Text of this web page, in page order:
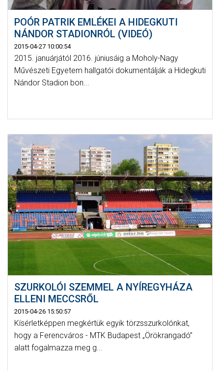
POÓR PATRIK EMLÉKEI A HIDEGKUTI
NÁNDOR STADIONRÓL (VIDEÓ)
2015-04-27 10:00:54
2015. januárjától 2016. júniusáig a Moholy-Nagy
Művészeti Egyetem hallgatói dokumentálják a Hidegkuti
Nándor Stadion bon...
SZURKOLÓI SZEMMEL A NYÍREGYHÁZA
ELLENI MECCSRŐL
2015-04-26 15:50:57
Kísérletképpen megkértük egyik törzsszurkolónkat,
hogy a Ferencváros - MTK Budapest „Örökrangadó”
alatt fogalmazza meg g...